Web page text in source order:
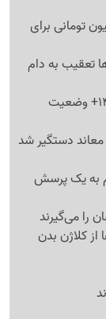
تومانی برای
تعقیب به دام
وضعیت آب و هوا امروز پنجشنبه 15 مرداد 1405+ وضعیت
دستگیر شد
به یک پرسش
را می‌گیرند
کلاژن بدن